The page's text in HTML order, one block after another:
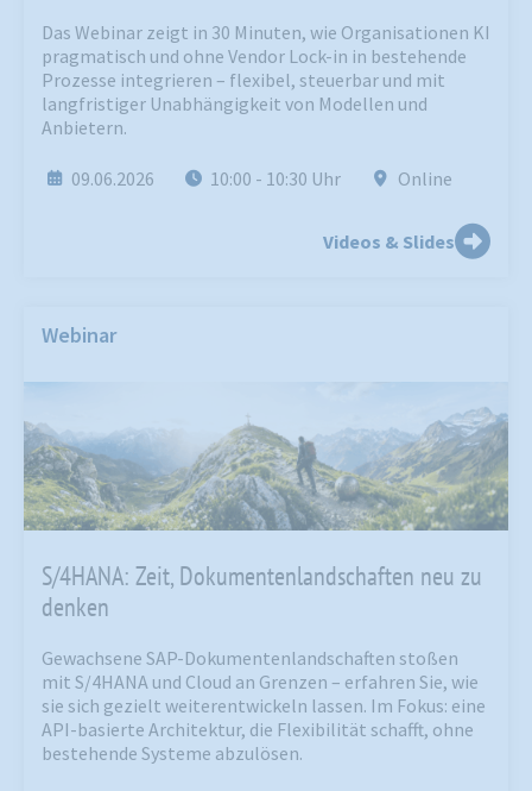
Das Webinar zeigt in 30 Minuten, wie Organisationen KI
pragmatisch und ohne Vendor Lock-in in bestehende
Prozesse integrieren – flexibel, steuerbar und mit
langfristiger Unabhängigkeit von Modellen und
Anbietern.
09.06.2026 10:00 - 10:30 Uhr Online
Videos & Slides
Webinar
S/4HANA: Zeit, Dokumentenlandschaften neu zu
denken
Gewachsene SAP-Dokumentenlandschaften stoßen
mit S/4HANA und Cloud an Grenzen – erfahren Sie, wie
sie sich gezielt weiterentwickeln lassen. Im Fokus: eine
API-basierte Architektur, die Flexibilität schafft, ohne
bestehende Systeme abzulösen.